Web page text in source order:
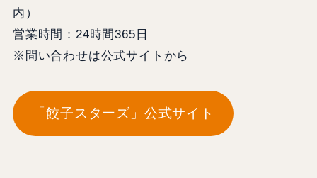
内）
営業時間：24時間365日
※問い合わせは公式サイトから
「餃子スターズ」公式サイト